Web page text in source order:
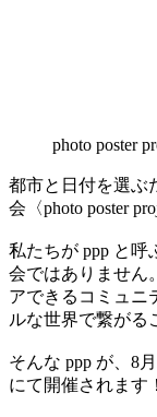
photo poster
都市と日付を選ぶ
会〈photo poster
私たちが ppp と
会ではありません
アできるコミュニ
ルな世界で繋がる
そんな ppp が、8
にて開催されます！